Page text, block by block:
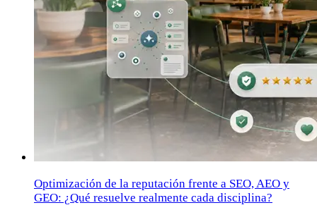
Optimización de la reputación frente a SEO, AEO y
GEO: ¿Qué resuelve realmente cada disciplina?